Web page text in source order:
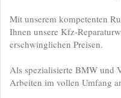
Mit unserem kompetenten
Ihnen unsere Kfz-
erschwinglichen Preisen.
Als spezialisierte BMW und
Arbeiten im vollen Umfang